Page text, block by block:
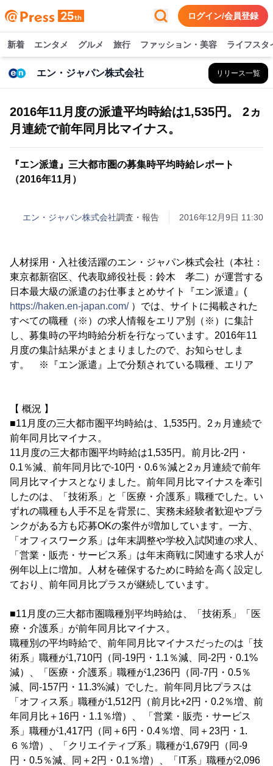
ログイン/会員登録
新着 エンタメ グルメ 旅行 ファッション・美容 ライフスタ
エン・ジャパン株式会社 リリース一覧
2016年11月度の派遣平均時給は1,535円。 2ヵ
月連続で前年同月比マイナス。
『エン派遣』三大都市圏の募集時平均時給レポート
（2016年11月）
エン・ジャパン株式会社調査・報告 2016年12月9日 11:30
人材採用・入社後活躍のエン・ジャパン株式会社（本社：
東京都新宿区、代表取締役社長：鈴木 孝二）が運営する
日本最大級の派遣のお仕事まとめサイト『エン派遣』(
https://haken.en-japan.com/）では、サイトに掲載された
すべての職種（※）の求人情報をエリア別（※）に集計
し、募集時の平均時給分析を行なっています。2016年11
月度の集計結果がまとまりましたので、お知らせしま
す。 ※『エン派遣』上で分類されている職種、エリア
【 概況 】
■11月度の三大都市圏平均時給は、1,535円。2ヵ月連続で
前年同月比マイナス。
11月度の三大都市圏平均時給は1,535円。前月比-2円・
0.1％減、前年同月比で-10円・0.6％減と2ヵ月連続で前年
同月比マイナスとなりました。前年同月比マイナスを牽引
したのは、「技術系」と「医療・介護系」職種でした。い
ずれの職種も人手不足を背景に、実務未経験者歓迎やブラ
ンクがある方も応募OKの案件が増加しています。一方、
「オフィスワーク系」は年末調整や学校入試関連の求人、
「営業・販売・サービス系」は年末商戦に関連する求人が
例年以上に増加。人材を確保するために時給を高く設定し
ており、前年同月比プラスが継続しています。
■11月度の三大都市圏職種別平均時給は、「技術系」「医
療・介護系」が前年同月比マイナス。
職種別の平均時給で、前年同月比マイナスだったのは「技
術系」職種が1,710円（同-19円・1.1％減、同-2円・0.1%
減）、「医療・介護系」職種が1,236円（同-7円・0.5％
減、同-157円・11.3%減）でした。前年同月比プラスは
「オフィス系」職種が1,512円（前月比+2円・0.2％増、前
年同月比＋16円・1.1％増）、 「営業・販売・サービス
系」職種が1,417円（同＋6円・0.4％増、同＋23円・1.
６％増）、「クリエイティブ系」職種が1,679円（同-9
円・0.5％減、同＋2円・0.1％増）、「IT系」職種が2,096